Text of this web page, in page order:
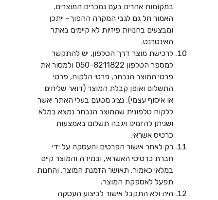
במקומות אחרים בעם נמכרים המוצרים.
האמור חל גם לגבי המקרה ההפוך- ייתכן
ומבצעים בחנויות פיזיות לא קיימים באתר
האינטרנט.
לרכישת מוצר דרך הטלפון, יש להתקשר
למספר הטלפון 050-8211822 ולמסור את
פרטי המוצר הנבחר, פרטי הלקוח, פרטי
התשלום ואופן קבלת המוצר (דואר שליחים
או איסוף עצמי). נציג מטעם בעלי האתר יאשר
ללקוח טלפונית שהמוצר הנבחר נמצא במלא
ושניתן להזמינו ויגבה תשלום באמצעות
כרטיס אשראי.
רק לאחר אישור הפרטים והעסקה על ידי
חברת כרטיסי האשראי, ובמידה והמוצר קיים
במלאי כאמור, תאושר הזמנת המוצר, והחנות
תפעל לאספקת המוצר.
היה ולא התקבל אישור לביצוע העסקה